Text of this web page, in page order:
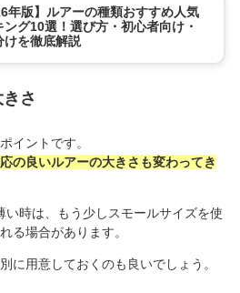
年版】ルアーの種類おすすめ人気
ング10選！選び方・初心者向け・
けを徹底解説
さ
イントです。
の良いルアーの大きさも変わってき
時は、もう少しスモールサイズを使
る場合があります。
に用意しておくのも良いでしょう。